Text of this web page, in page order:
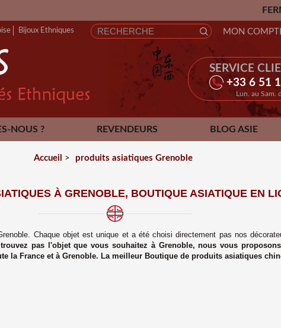
FERMETURE
Bijoux Ethniques
SERVICE
+33 6 51
Lun. au Sam.
MON
NOUS ? REVENDEURS BLOG ASIE
CONTACT
Accueil > produits asiatiques Grenoble
À GRENOBLE, BOUTIQUE ASIATIQUE EN
Chaque objet est unique et a été choisi directement pas nos
pas l'objet que vous souhaitez à Grenoble, nous vous
la France et àGrenoble. La meilleur Boutique de produits asiatiques